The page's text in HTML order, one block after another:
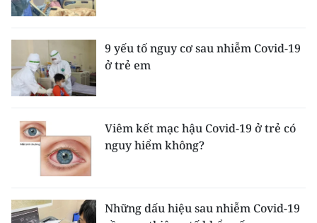
9 yếu tố nguy cơ sau nhiễm Covid-19
ở trẻ em
Viêm kết mạc hậu Covid-19 ở trẻ có
nguy hiểm không?
Những dấu hiệu sau nhiễm Covid-19